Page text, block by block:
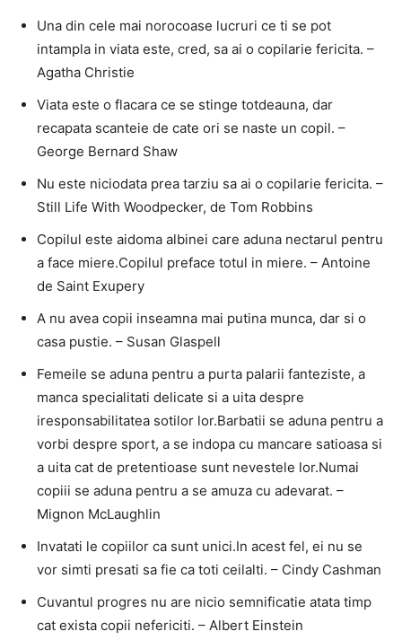
Una din cele mai norocoase lucruri ce ti se pot
intampla in viata este, cred, sa ai o copilarie fericita. –
Agatha Christie
Viata este o flacara ce se stinge totdeauna, dar
recapata scanteie de cate ori se naste un copil. –
George Bernard Shaw
Nu este niciodata prea tarziu sa ai o copilarie fericita. –
Still Life With Woodpecker, de Tom Robbins
Copilul este aidoma albinei care aduna nectarul pentru
a face miere.Copilul preface totul in miere. – Antoine
de Saint Exupery
A nu avea copii inseamna mai putina munca, dar si o
casa pustie. – Susan Glaspell
Femeile se aduna pentru a purta palarii fanteziste, a
manca specialitati delicate si a uita despre
iresponsabilitatea sotilor lor.Barbatii se aduna pentru a
vorbi despre sport, a se indopa cu mancare satioasa si
a uita cat de pretentioase sunt nevestele lor.Numai
copiii se aduna pentru a se amuza cu adevarat. –
Mignon McLaughlin
Invatati le copiilor ca sunt unici.In acest fel, ei nu se
vor simti presati sa fie ca toti ceilalti. – Cindy Cashman
Cuvantul progres nu are nicio semnificatie atata timp
cat exista copii nefericiti. – Albert Einstein